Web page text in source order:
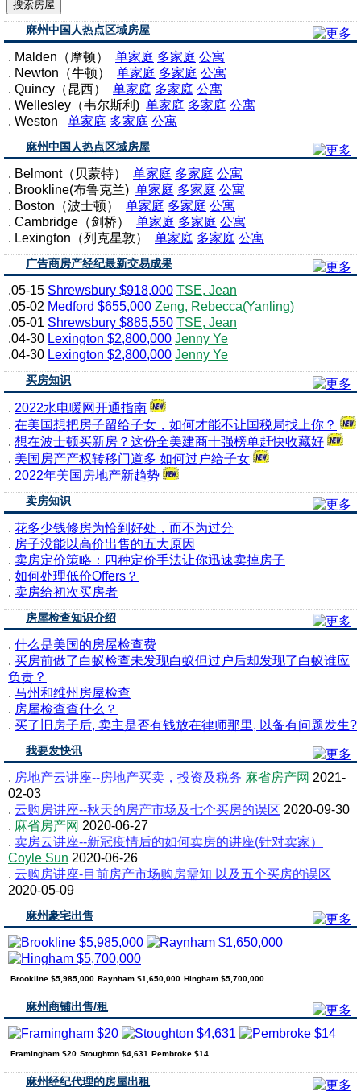
麻州中国人热点区域房屋
. Malden（摩顿） 单家庭 多家庭 公寓
. Newton（牛顿） 单家庭 多家庭 公寓
. Quincy（昆西） 单家庭 多家庭 公寓
. Wellesley（韦尔斯利) 单家庭 多家庭 公寓
. Weston 单家庭 多家庭 公寓
麻州中国人热点区域房屋
. Belmont（贝蒙特） 单家庭 多家庭 公寓
. Brookline(布鲁克兰) 单家庭 多家庭 公寓
. Boston（波士顿） 单家庭 多家庭 公寓
. Cambridge（剑桥） 单家庭 多家庭 公寓
. Lexington（列克星敦） 单家庭 多家庭 公寓
广告商房产经纪最新交易成果
.05-15 Shrewsbury $918,000 TSE, Jean
.05-02 Medford $655,000 Zeng, Rebecca(Yanling)
.05-01 Shrewsbury $885,550 TSE, Jean
.04-30 Lexington $2,800,000 Jenny Ye
.04-30 Lexington $2,800,000 Jenny Ye
买房知识
. 2022水电暖网开通指南
. 在美国想把房子留给子女，如何才能不让国税局找上你？
. 想在波士顿买新房？这份全美建商十强榜单赶快收藏好
. 美国房产产权转移门道多 如何过户给子女
. 2022年美国房地产新趋势
卖房知识
. 花多少钱修房为恰到好处，而不为过分
. 房子没能以高价出售的五大原因
. 卖房定价策略：四种定价手法让你迅速卖掉房子
. 如何处理低价Offers？
. 卖房给初次买房者
房屋检查知识介绍
. 什么是美国的房屋检查费
. 买房前做了白蚁检查未发现白蚁但过户后却发现了白蚁谁应
负责？
. 马州和维州房屋检查
. 房屋检查查什么？
. 买了旧房子后, 卖主是否有钱放在律师那里, 以备有问题发生?
我要发快讯
. 房地产云讲座--房地产买卖，投资及税务 麻省房产网 2021-
02-03
. 云购房讲座--秋天的房产市场及七个买房的误区 2020-09-30
. 麻省房产网 2020-06-27
. 卖房云讲座--新冠疫情后的如何卖房的讲座(针对卖家）
Coyle Sun 2020-06-26
. 云购房讲座-目前房产市场购房需知 以及五个买房的误区
2020-05-09
麻州豪宅出售
Brookline $5,985,000 Raynham $1,650,000 Hingham $5,700,000
麻州商铺出售/租
Framingham $20 Stoughton $4,631 Pembroke $14
麻州经纪代理的房屋出租